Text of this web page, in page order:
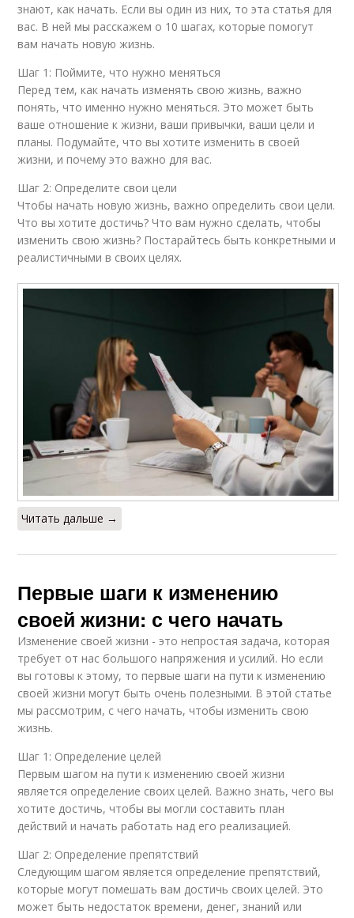
знают, как начать. Если вы один из них, то эта статья для
вас. В ней мы расскажем о 10 шагах, которые помогут
вам начать новую жизнь.
Шаг 1: Поймите, что нужно меняться
Перед тем, как начать изменять свою жизнь, важно
понять, что именно нужно меняться. Это может быть
ваше отношение к жизни, ваши привычки, ваши цели и
планы. Подумайте, что вы хотите изменить в своей
жизни, и почему это важно для вас.
Шаг 2: Определите свои цели
Чтобы начать новую жизнь, важно определить свои цели.
Что вы хотите достичь? Что вам нужно сделать, чтобы
изменить свою жизнь? Постарайтесь быть конкретными и
реалистичными в своих целях.
Читать дальше →
Первые шаги к изменению
своей жизни: с чего начать
Изменение своей жизни - это непростая задача, которая
требует от нас большого напряжения и усилий. Но если
вы готовы к этому, то первые шаги на пути к изменению
своей жизни могут быть очень полезными. В этой статье
мы рассмотрим, с чего начать, чтобы изменить свою
жизнь.
Шаг 1: Определение целей
Первым шагом на пути к изменению своей жизни
является определение своих целей. Важно знать, чего вы
хотите достичь, чтобы вы могли составить план
действий и начать работать над его реализацией.
Шаг 2: Определение препятствий
Следующим шагом является определение препятствий,
которые могут помешать вам достичь своих целей. Это
может быть недостаток времени, денег, знаний или